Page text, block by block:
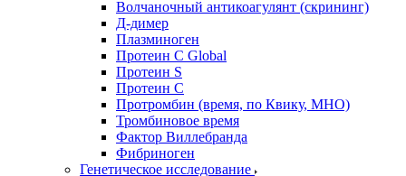
Волчаночный антикоагулянт (скрининг)
Д-димер
Плазминоген
Протеин C Global
Протеин S
Протеин С
Протромбин (время, по Квику, МНО)
Тромбиновое время
Фактор Виллебранда
Фибриноген
Генетическое исследование